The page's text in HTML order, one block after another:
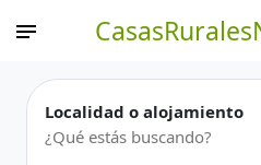
Localidad o alojamiento